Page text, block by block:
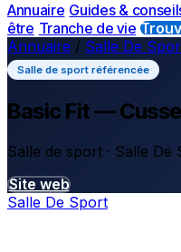
Annuaire Guides &
être Tranche de vie
Annuaire / Salle De
Salle de sport référencée
Basic Fit —
Salle de sport · Salle De
Site web
Salle De Sport